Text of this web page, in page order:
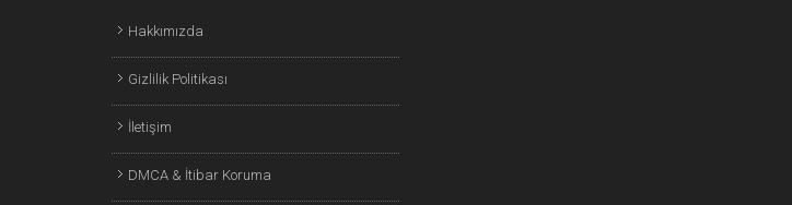
Hakkımızda
Gizlilik Politikası
İletişim
DMCA & İtibar Koruma